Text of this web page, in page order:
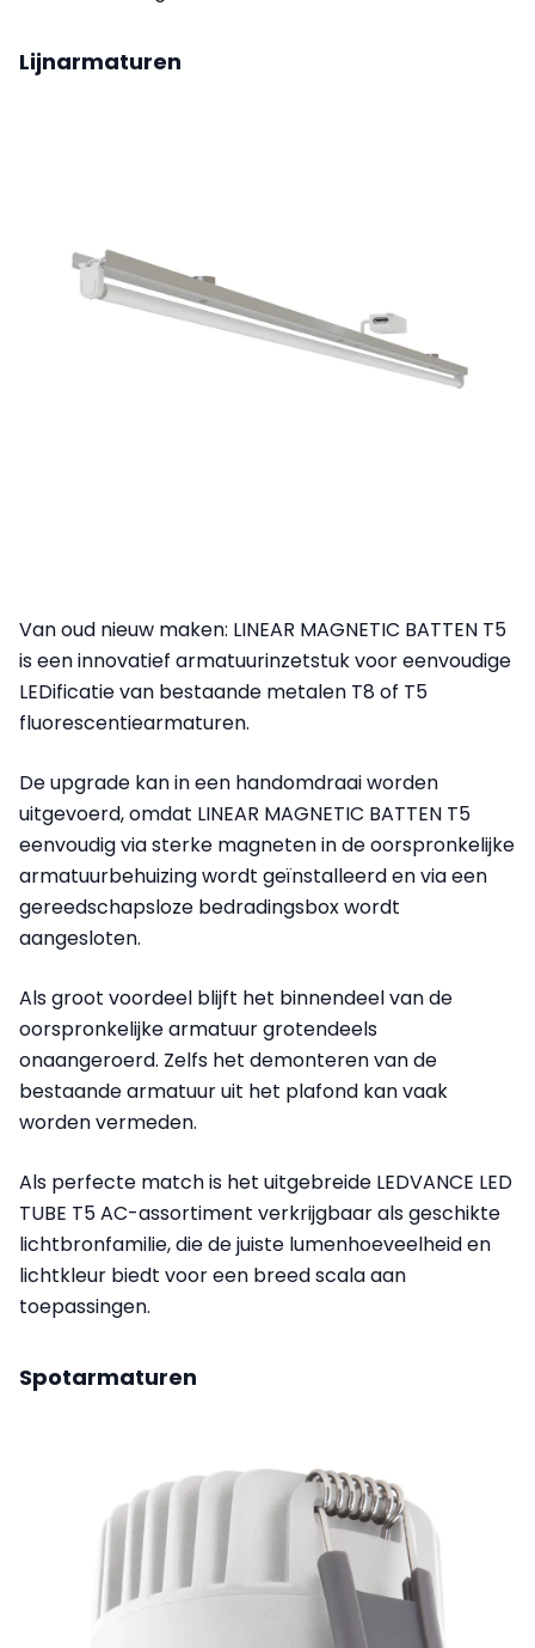
Lijnarmaturen
Van oud nieuw maken: LINEAR MAGNETIC BATTEN T5
is een innovatief armatuurinzetstuk voor eenvoudige
LEDificatie van bestaande metalen T8 of T5
fluorescentiearmaturen.
De upgrade kan in een handomdraai worden
uitgevoerd, omdat LINEAR MAGNETIC BATTEN T5
eenvoudig via sterke magneten in de oorspronkelijke
armatuurbehuizing wordt geïnstalleerd en via een
gereedschapsloze bedradingsbox wordt
aangesloten.
Als groot voordeel blijft het binnendeel van de
oorspronkelijke armatuur grotendeels
onaangeroerd. Zelfs het demonteren van de
bestaande armatuur uit het plafond kan vaak
worden vermeden.
Als perfecte match is het uitgebreide LEDVANCE LED
TUBE T5 AC-assortiment verkrijgbaar als geschikte
lichtbronfamilie, die de juiste lumenhoeveelheid en
lichtkleur biedt voor een breed scala aan
toepassingen.
Spotarmaturen